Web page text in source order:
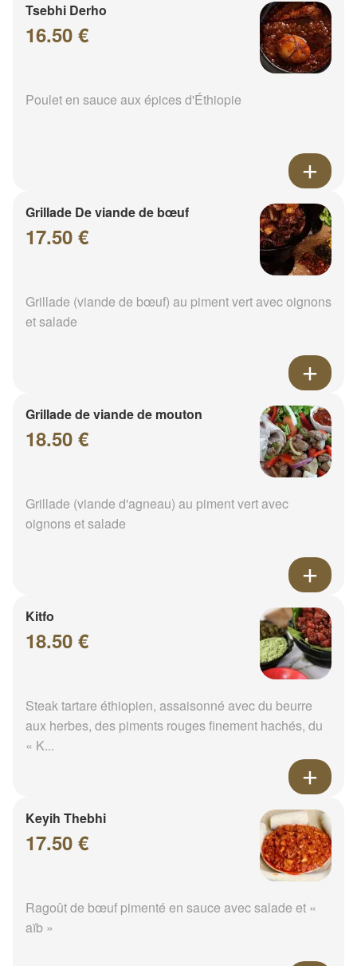
Tsebhi Derho
16.50 €
Poulet en sauce aux épices d'Éthiopie
Grillade De viande de bœuf
17.50 €
Grillade (viande de bœuf) au piment vert avec oignons
et salade
Grillade de viande de mouton
18.50 €
Grillade (viande d'agneau) au piment vert avec
oignons et salade
Kitfo
18.50 €
Steak tartare éthiopien, assaisonné avec du beurre
aux herbes, des piments rouges finement hachés, du
« K...
Keyih Thebhi
17.50 €
Ragoût de bœuf pimenté en sauce avec salade et «
aïb »